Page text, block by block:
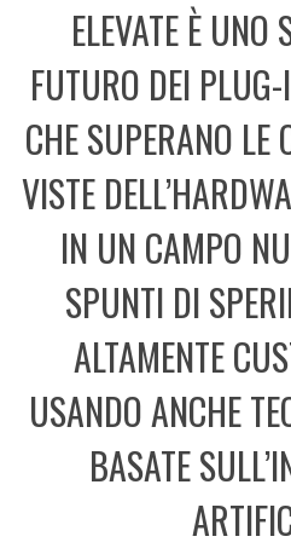
ELEVATE È
FUTURO DEI
CHE SUPERANO LE
VISTE
IN UN CAMPO
SPUNTI DI
ALTAMENTE
USANDO ANCHE
BASATE